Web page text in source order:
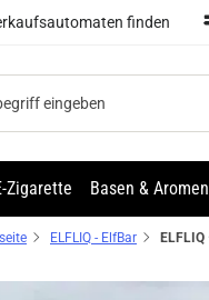
finden
Zigarette Basen & Aromen
ELFLIQ - ElfBar